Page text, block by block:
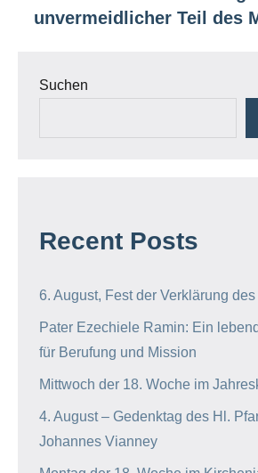
unvermeidlicher Teil des
Suchen
Recent Posts
6. August, Fest der Verklärung des
Pater Ezechiele Ramin: Ein
für Berufung und Mission
Mittwoch der 18. Woche im
4. August – Gedenktag des Hl.
Johannes Vianney